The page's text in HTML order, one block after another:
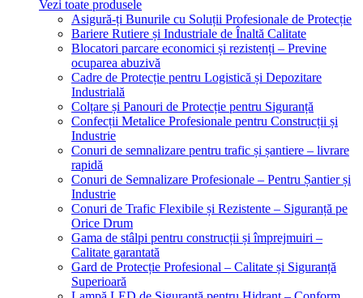
Vezi toate produsele
Asigură-ți Bunurile cu Soluții Profesionale de Protecție
Bariere Rutiere și Industriale de Înaltă Calitate
Blocatori parcare economici și rezistenți – Previne
ocuparea abuzivă
Cadre de Protecție pentru Logistică și Depozitare
Industrială
Colțare și Panouri de Protecție pentru Siguranță
Confecții Metalice Profesionale pentru Construcții și
Industrie
Conuri de semnalizare pentru trafic și șantiere – livrare
rapidă
Conuri de Semnalizare Profesionale – Pentru Șantier și
Industrie
Conuri de Trafic Flexibile și Rezistente – Siguranță pe
Orice Drum
Gama de stâlpi pentru construcții și împrejmuiri –
Calitate garantată
Gard de Protecție Profesional – Calitate și Siguranță
Superioară